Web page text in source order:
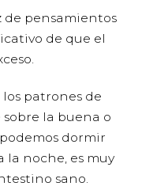
de pensamientos
de que el
patrones de
la buena o
dormir
noche, es muy
sano.